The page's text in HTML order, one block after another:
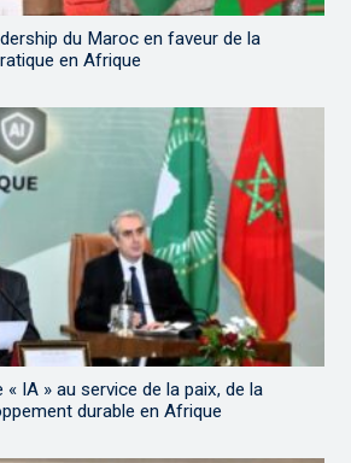
du Maroc en faveur de la
en Afrique
IA » au service de la paix, de la
durable en Afrique